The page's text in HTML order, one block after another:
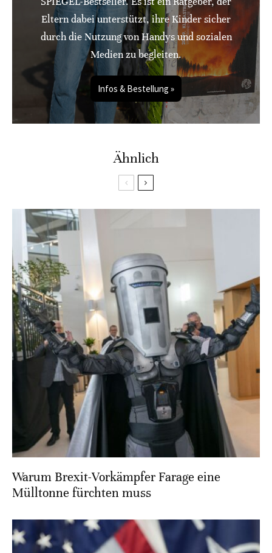
Eltern dabei unterstützt, ihre Kinder sicher
durch die Nutzung von Handys und sozialen
Medien zu begleiten.
Infos & Bestellung »
Ähnlich
Warum Brexit-Vorkämpfer Farage eine
Mülltonne fürchten muss